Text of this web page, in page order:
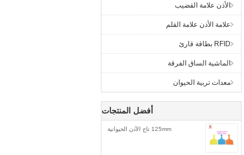
الأذن علامة القضيب
علامة الأذن علامة القلم
RFID بطاقة قارئ
الماشية الساق الفرقة
معدات تربية الحيوان
أفضل المنتجات
125mm تاج الأذن الحيوانية